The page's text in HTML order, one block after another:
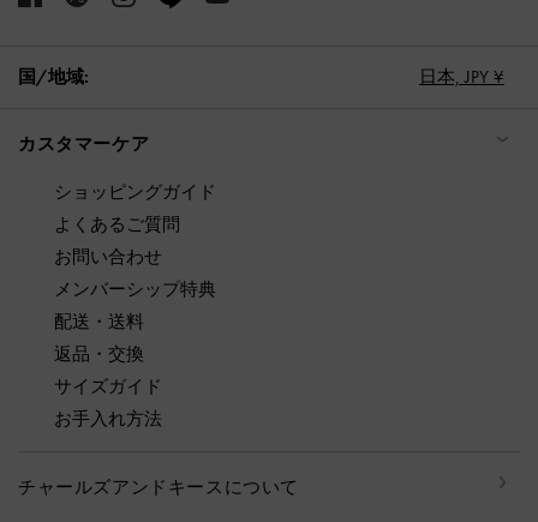
国/地域: 日本, JPY ¥
カスタマーケア
ショッピングガイド
よくあるご質問
お問い合わせ
メンバーシップ特典
配送・送料
返品・交換
サイズガイド
お手入れ方法
チャールズアンドキースについて